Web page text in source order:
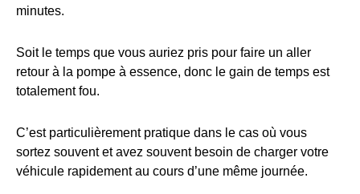
minutes.
Soit le temps que vous auriez pris pour faire un aller
retour à la pompe à essence, donc le gain de temps est
totalement fou.
C’est particulièrement pratique dans le cas où vous
sortez souvent et avez souvent besoin de charger votre
véhicule rapidement au cours d’une même journée.